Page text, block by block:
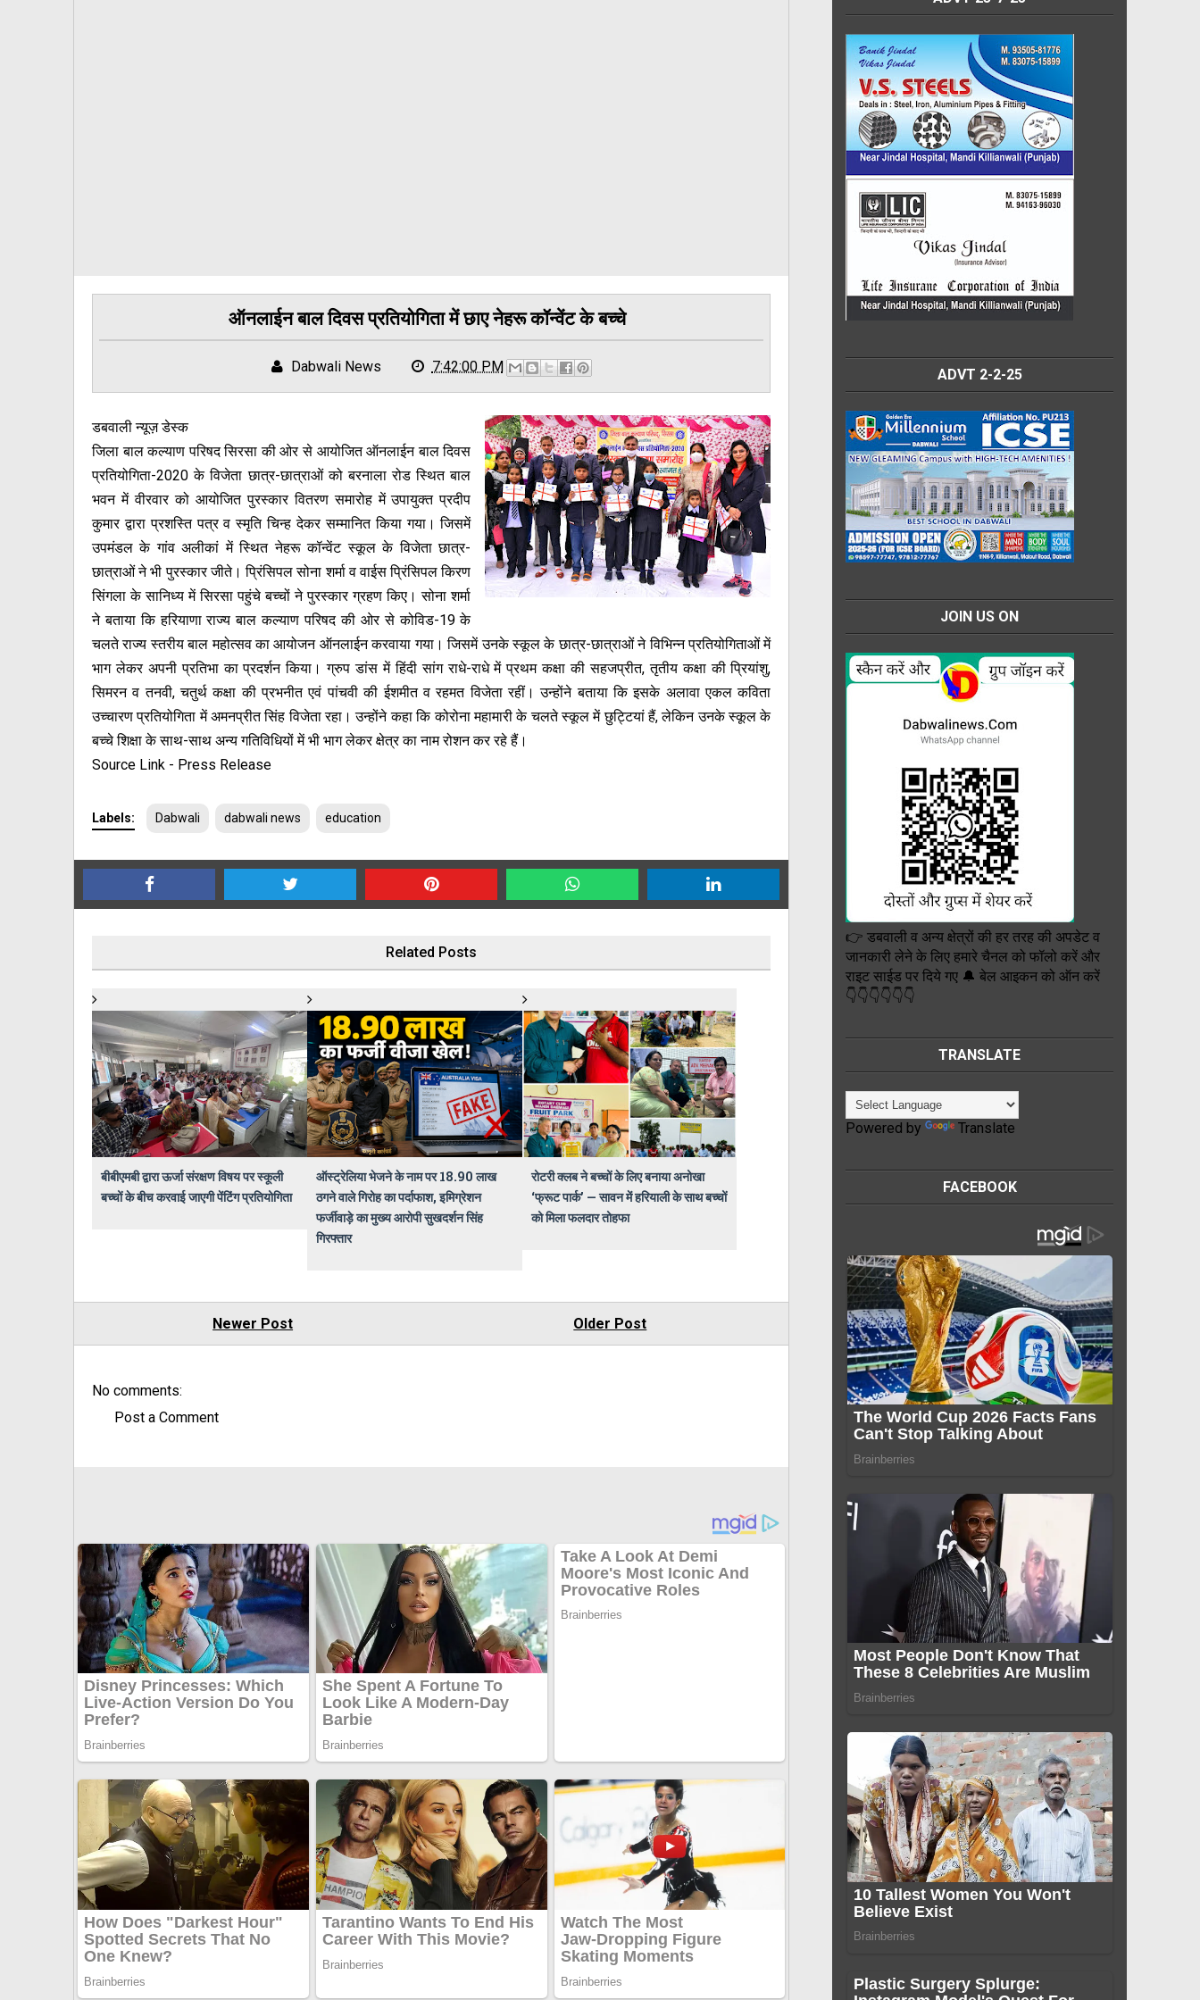
ऑनलाईन बाल दिवस प्रतियोगिता में छाए नेहरू कॉन्वेंट के बच्चे
Dabwali News 7:42:00 PM
डबवाली न्यूज़ डेस्क
जिला बाल कल्याण परिषद सिरसा की ओर से आयोजित ऑनलाईन बाल दिवस
प्रतियोगिता-2020 के विजेता छात्र-छात्राओं को बरनाला रोड स्थित बाल
भवन में वीरवार को आयोजित पुरस्कार वितरण समारोह में उपायुक्त प्रदीप
कुमार द्वारा प्रशस्ति पत्र व स्मृति चिन्ह देकर सम्मानित किया गया। जिसमें
उपमंडल के गांव अलीकां में स्थित नेहरू कॉन्वेंट स्कूल के विजेता छात्र-
छात्राओं ने भी पुरस्कार जीते। प्रिंसिपल सोना शर्मा व वाईस प्रिंसिपल किरण
सिंगला के सानिध्य में सिरसा पहुंचे बच्चों ने पुरस्कार ग्रहण किए। सोना शर्मा
ने बताया कि हरियाणा राज्य बाल कल्याण परिषद की ओर से कोविड-19 के
चलते राज्य स्तरीय बाल महोत्सव का आयोजन ऑनलाईन करवाया गया। जिसमें उनके स्कूल के छात्र-छात्राओं ने विभिन्न प्रतियोगिताओं में
भाग लेकर अपनी प्रतिभा का प्रदर्शन किया। ग्रुप डांस में हिंदी सांग राधे-राधे में प्रथम कक्षा की सहजप्रीत, तृतीय कक्षा की प्रियांशु,
सिमरन व तनवी, चतुर्थ कक्षा की प्रभनीत एवं पांचवी की ईशमीत व रहमत विजेता रहीं। उन्होंने बताया कि इसके अलावा एकल कविता
उच्चारण प्रतियोगिता में अमनप्रीत सिंह विजेता रहा। उन्होंने कहा कि कोरोना महामारी के चलते स्कूल में छुट्टियां हैं, लेकिन उनके स्कूल के
बच्चे शिक्षा के साथ-साथ अन्य गतिविधियों में भी भाग लेकर क्षेत्र का नाम रोशन कर रहे हैं।
Source Link - Press Release
Labels: Dabwali dabwali news education
Related Posts
बीबीएमबी द्वारा ऊर्जा संरक्षण विषय पर स्कूली
बच्चों के बीच करवाई जाएगी पेंटिंग प्रतियोगिता
ऑस्ट्रेलिया भेजने के नाम पर 18.90 लाख
ठगने वाले गिरोह का पर्दाफाश, इमिग्रेशन
फर्जीवाड़े का मुख्य आरोपी सुखदर्शन सिंह
गिरफ्तार
रोटरी क्लब ने बच्चों के लिए बनाया अनोखा
‘फ्रूट पार्क’ — सावन में हरियाली के साथ बच्चों
को मिला फलदार तोहफा
Newer Post Older Post
No comments:
Post a Comment
ADVT 2-2-25
JOIN US ON
👉 डबवाली व अन्य क्षेत्रों की हर तरह की अपडेट व
जानकारी लेने के लिए हमारे चैनल को फॉलो करें और
राइट साईड पर दिये गए 🔔 बेल आइकन को ऑन करें
👇👇👇👇👇👇
TRANSLATE
Powered by Translate
FACEBOOK